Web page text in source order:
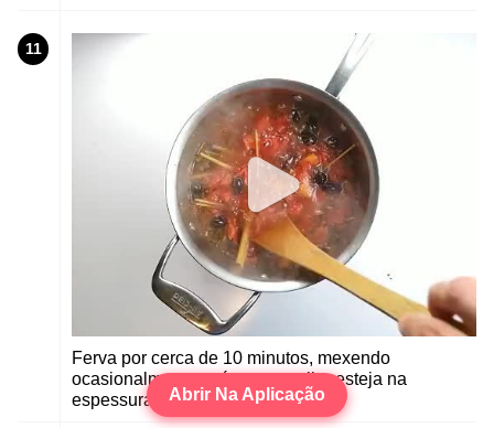
11
Ferva por cerca de 10 minutos, mexendo
ocasionalmente, até que o molho esteja na
espessura desejada.Abrir Na Aplicação